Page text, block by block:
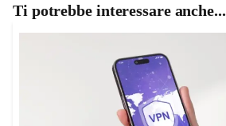
Ti potrebbe interessare anche...